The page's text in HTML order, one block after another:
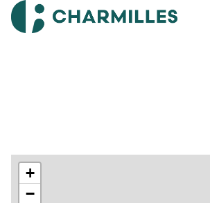
+
−